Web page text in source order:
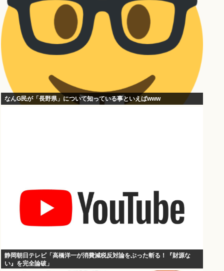
なんG民が「長野県」について知っている事といえばwww
静岡朝日テレビ「高橋洋一が消費減税反対論をぶった斬る！『財源な
い』を完全論破」